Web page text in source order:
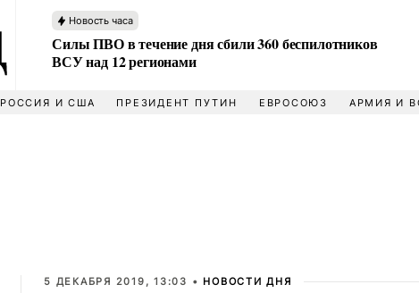
Новость часа
Силы ПВО в течение дня сбили 360 беспилотников
ВСУ над 12 регионами
РОССИЯ И США ПРЕЗИДЕНТ ПУТИН ЕВРОСОЮЗ АРМИЯ И
5 ДЕКАБРЯ 2019, 13:03 • НОВОСТИ ДНЯ